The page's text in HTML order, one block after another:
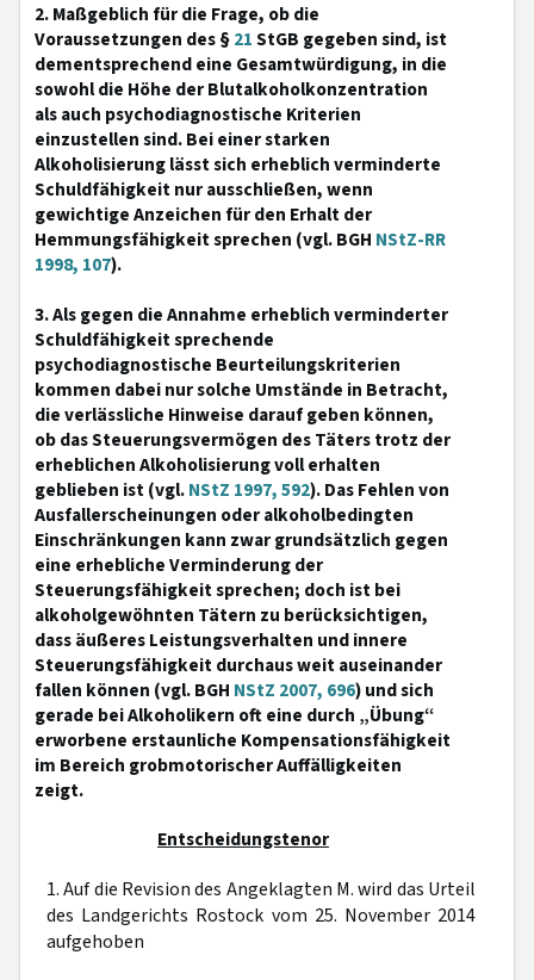
2. Maßgeblich für die Frage, ob die
Voraussetzungen des §21StGB gegeben sind, ist
dementsprechend eine Gesamtwürdigung, in die
sowohl die Höhe der Blutalkoholkonzentration
als auch psychodiagnostische Kriterien
einzustellen sind. Bei einer starken
Alkoholisierung lässt sich erheblich verminderte
Schuldfähigkeit nur ausschließen, wenn
gewichtige Anzeichen für den Erhalt der
Hemmungsfähigkeit sprechen (vgl. BGH NStZ-RR
1998, 107).
3. Als gegen die Annahme erheblich verminderter
Schuldfähigkeit sprechende
psychodiagnostische Beurteilungskriterien
kommen dabei nur solche Umstände in Betracht,
die verlässliche Hinweise darauf geben können,
ob das Steuerungsvermögen des Täters trotz der
erheblichen Alkoholisierung voll erhalten
geblieben ist (vgl.NStZ 1997, 592). Das Fehlen von
Ausfallerscheinungen oder alkoholbedingten
Einschränkungen kann zwar grundsätzlich gegen
eine erhebliche Verminderung der
Steuerungsfähigkeit sprechen; doch ist bei
alkoholgewöhnten Tätern zu berücksichtigen,
dass äußeres Leistungsverhalten und innere
Steuerungsfähigkeit durchaus weit auseinander
fallen können (vgl. BGH NStZ 2007, 696) und sich
gerade bei Alkoholikern oft eine durch „Übung“
erworbene erstaunliche Kompensationsfähigkeit
im Bereich grobmotorischer Auffälligkeiten
zeigt.
Entscheidungstenor
1. Auf die Revision des Angeklagten M. wird das Urteil
des Landgerichts Rostock vom 25. November 2014
aufgehoben